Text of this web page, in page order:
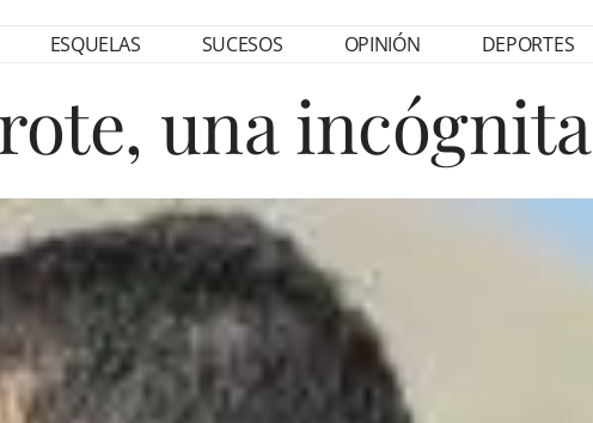
ESQUELAS SUCESOS OPINIÓN DEPORTES
una incógnita